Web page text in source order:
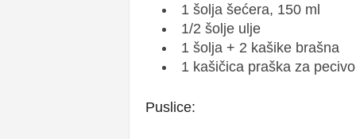
1 šolja šećera, 150 ml
1/2 šolje ulje
1 šolja + 2 kašike brašna
1 kašičica praška za pecivo
Puslice: